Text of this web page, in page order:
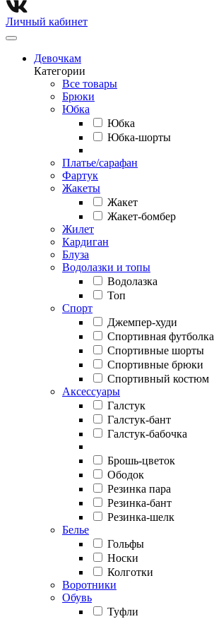
Личный кабинет
Девочкам
Категории
Все товары
Брюки
Юбка
Юбка
Юбка-шорты
Платье/сарафан
Фартук
Жакеты
Жакет
Жакет-бомбер
Жилет
Кардиган
Блуза
Водолазки и топы
Водолазка
Топ
Спорт
Джемпер-худи
Спортивная футболка
Спортивные шорты
Спортивные брюки
Спортивный костюм
Аксессуары
Галстук
Галстук-бант
Галстук-бабочка
Брошь-цветок
Ободок
Резинка пара
Резинка-бант
Резинка-шелк
Белье
Гольфы
Носки
Колготки
Воротники
Обувь
Туфли